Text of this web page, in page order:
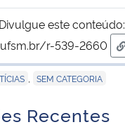
Divulgue este conteúdo:
r-539-2660
SEM CATEGORIA
Recentes